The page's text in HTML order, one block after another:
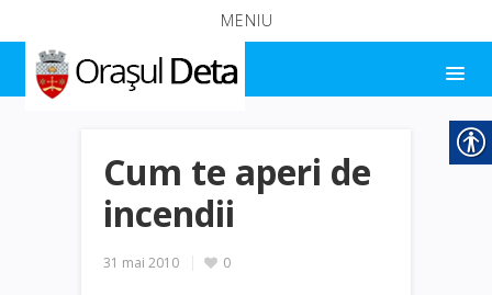
MENIU
Cum te aperi de
incendii
31 mai 2010 0